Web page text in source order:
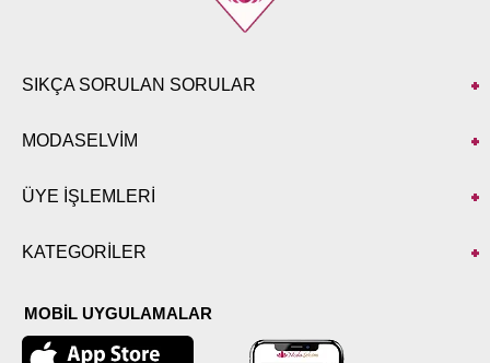
SIKÇA SORULAN SORULAR
MODASELVİM
ÜYE İŞLEMLERİ
KATEGORİLER
MOBİL UYGULAMALAR